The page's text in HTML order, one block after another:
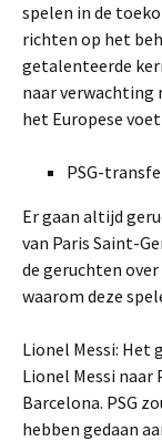
spelen in de
richten op het
getalenteerde
naar verwachting
het Europese
PSG-
Er gaan altijd
van Paris Saint-
de geruchten
waarom deze
Lionel Messi: Het
Lionel Messi naar
Barcelona. PSG
hebben gedaan